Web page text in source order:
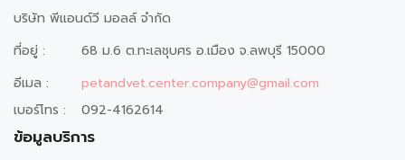
บริษัท พีแอนด์วี มอลล์ จำกัด
ที่อยู่ :
68 ม.6 ต.ทะเลชุบศร อ.เมือง จ.ลพบุรี 15000
อีเมล :
petandvet.center.company@gmail.com
เบอร์โทร :
092-4162614
ข้อมูลบริการ